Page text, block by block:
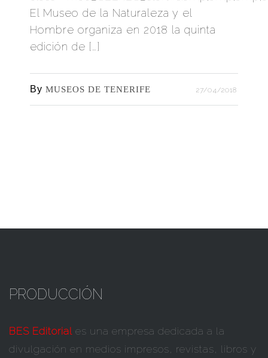
El Museo de la Naturaleza y el
Hombre organiza en 2018 la quinta
edición de […]
By MUSEOS DE TENERIFE 27/04/2018
PRODUCCIÓN
BES Editorial es una empresa dedicada a la
divulgación en medios impresos, revistas, libros y